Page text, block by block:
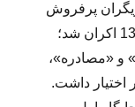
پرفروش
گیشه به حساب می‌آید. این فیلم سال 1397 اکران شد؛
و «مصادره»،
داشت.